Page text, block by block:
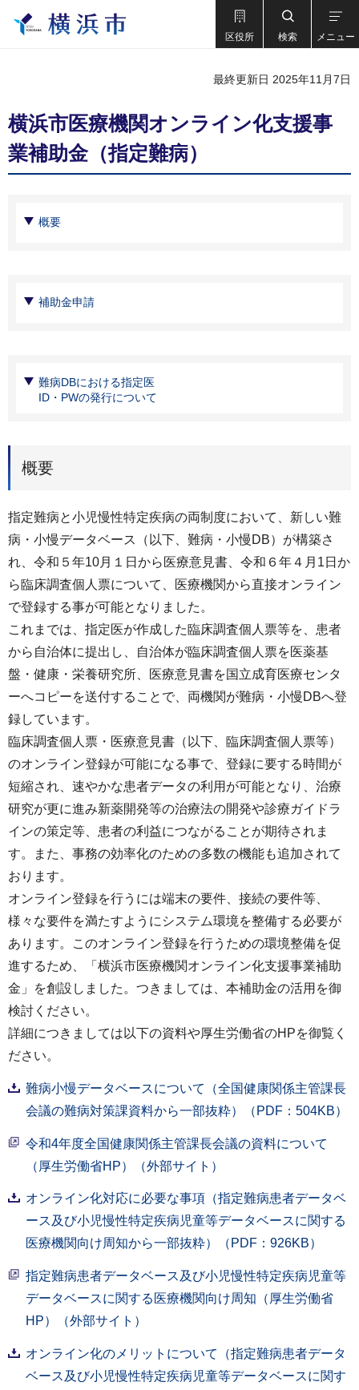
区役所 検索 メニュー
最終更新日 2025年11月7日
横浜市医療機関オンライン化支援事
業補助金（指定難病）
概要
補助金申請
難病DBにおける指定医
ID・PWの発行について
概要
指定難病と小児慢性特定疾病の両制度において、新しい難
病・小慢データベース（以下、難病・小慢DB）が構築さ
れ、令和５年10月１日から医療意見書、令和６年４月1日か
ら臨床調査個人票について、医療機関から直接オンライン
で登録する事が可能となりました。
これまでは、指定医が作成した臨床調査個人票等を、患者
から自治体に提出し、自治体が臨床調査個人票を医薬基
盤・健康・栄養研究所、医療意見書を国立成育医療センタ
ーへコピーを送付することで、両機関が難病・小慢DBへ登
録しています。
臨床調査個人票・医療意見書（以下、臨床調査個人票等）
のオンライン登録が可能になる事で、登録に要する時間が
短縮され、速やかな患者データの利用が可能となり、治療
研究が更に進み新薬開発等の治療法の開発や診療ガイドラ
インの策定等、患者の利益につながることが期待されま
す。また、事務の効率化のための多数の機能も追加されて
おります。
オンライン登録を行うには端末の要件、接続の要件等、
様々な要件を満たすようにシステム環境を整備する必要が
あります。このオンライン登録を行うための環境整備を促
進するため、「横浜市医療機関オンライン化支援事業補助
金」を創設しました。つきましては、本補助金の活用を御
検討ください。
詳細につきましては以下の資料や厚生労働省のHPを御覧く
ださい。
難病小慢データベースについて（全国健康関係主管課長
会議の難病対策課資料から一部抜粋）（PDF：504KB）
令和4年度全国健康関係主管課長会議の資料について
（厚生労働省HP）（外部サイト）
オンライン化対応に必要な事項（指定難病患者データベ
ース及び小児慢性特定疾病児童等データベースに関する
医療機関向け周知から一部抜粋）（PDF：926KB）
指定難病患者データベース及び小児慢性特定疾病児童等
データベースに関する医療機関向け周知（厚生労働省
HP）（外部サイト）
オンライン化のメリットについて（指定難病患者データ
ベース及び小児慢性特定疾病児童等データベースに関す